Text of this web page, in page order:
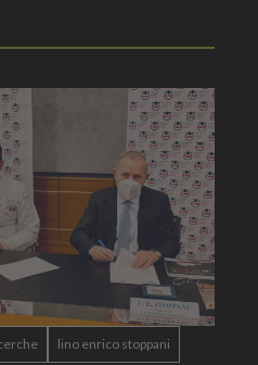
lino enrico stoppani